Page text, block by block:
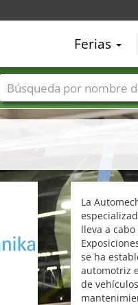
La
lleva a
se ha
automotriz
de
Ferias
Nombres de ferias